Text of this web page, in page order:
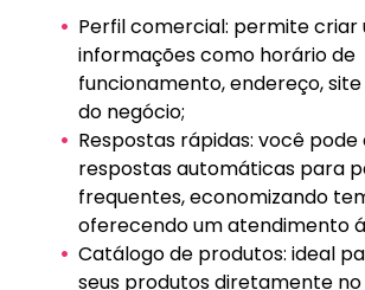
Perfil comercial: permite
informações como horário de
funcionamento, endereço,
do negócio;
Respostas rápidas: você
respostas automáticas para
frequentes, economizando
oferecendo um atendimento
Catálogo de produtos: ideal
seus produtos diretamente